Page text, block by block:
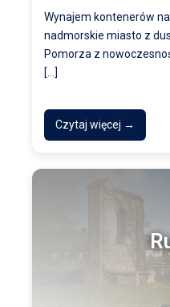
Wynajem kontenerów na
nadmorskie miasto z
Pomorza z
[…]
Czytaj więcej →